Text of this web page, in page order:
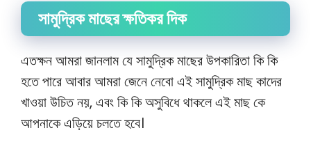
সামুদ্রিক মাছের ক্ষতিকর দিক
এতক্ষন আমরা জানলাম যে সামুদ্রিক মাছের উপকারিতা কি কি
হতে পারে আবার আমরা জেনে নেবো এই সামুদ্রিক মাছ কাদের
খাওয়া উচিত নয়, এবং কি কি অসুবিধে থাকলে এই মাছ কে
আপনাকে এড়িয়ে চলতে হবে।